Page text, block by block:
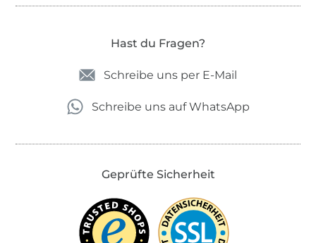
Hast du Fragen?
Schreibe uns per E-Mail
Schreibe uns auf WhatsApp
Geprüfte Sicherheit